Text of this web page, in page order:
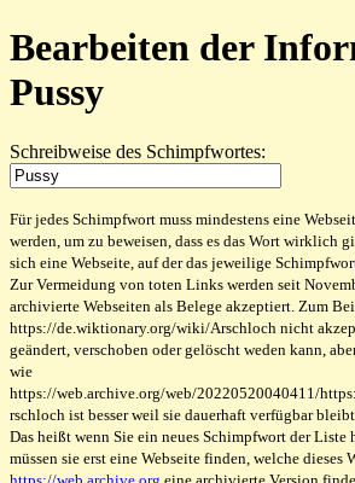
Bearbeiten der
Pussy
Schreibweise des Schimpfwortes:
Für jedes Schimpfwort muss mindestens eine
werden, um zu beweisen, dass es das Wort wirklich
sich eine Webseite, auf der das jeweilige
Zur Vermeidung von toten Links werden seit
archivierte Webseiten als Belege akzeptiert. Zum
https://de.wiktionary.org/wiki/Arschloch nicht
geändert, verschoben oder gelöscht weden kann,
wie
https://web.archive.org/web/20220520040411/
rschloch ist besser weil sie dauerhaft verfügbar bleibt.
Das heißt wenn Sie ein neues Schimpfwort der
müssen sie erst eine Webseite finden, welche dieses